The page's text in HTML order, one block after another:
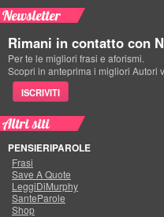
Newsletter
Rimani in contatto con
Per te le migliori frasi e aforismi.
Scopri in anteprima i migliori Autori
ISCRIVITI
Altri siti
PENSIERIPAROLE
Frasi
Save A Quote
LeggiDiMurphy
SanteParole
Shop